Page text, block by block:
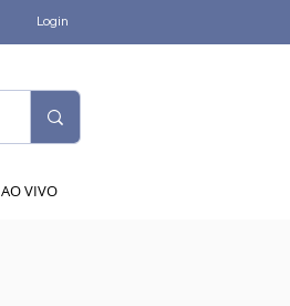
Login
AO VIVO